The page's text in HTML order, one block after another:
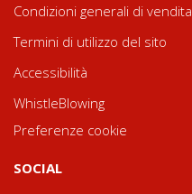
Condizioni generali di vendita
Termini di utilizzo del sito
Accessibilità
WhistleBlowing
Preferenze cookie
SOCIAL